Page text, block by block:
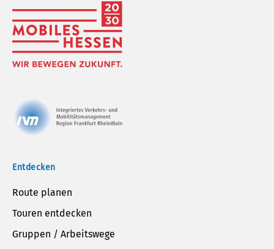
Entdecken
Route planen
Touren entdecken
Gruppen / Arbeitswege